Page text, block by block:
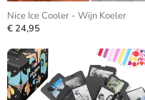
Nice Ice Cooler - Wijn Koeler
€ 24,95